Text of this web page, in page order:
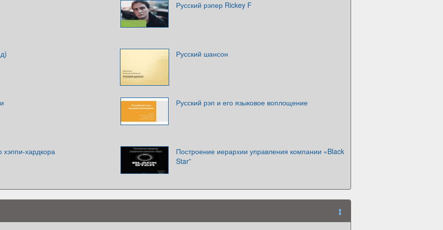
Русский рэпер Rickey F
Русский шансон
Русский рэп и его языковое воплощение
хэппи-хардкора
Построение иерархии управления компании «Black
Star”